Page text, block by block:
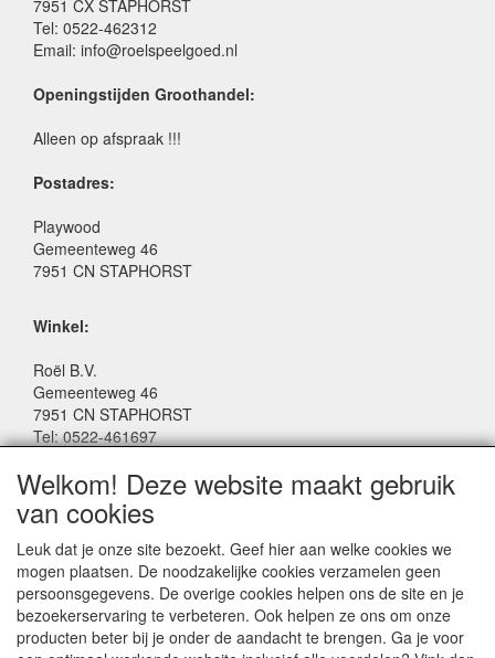
7951 CX STAPHORST
Tel: 0522-462312
Email: info@roelspeelgoed.nl
Openingstijden Groothandel:
Alleen op afspraak !!!
Postadres:
Playwood
Gemeenteweg 46
7951 CN STAPHORST
Winkel:
Roël B.V.
Gemeenteweg 46
7951 CN STAPHORST
Tel: 0522-461697
Facebook: www.facebook.com/roelspeelgoed
Openingstijden Winkel:
Maandag t/m Vrijdag: 9:00 - 17:30
Zaterdag: 9:00 - 17:00
Donderdagavond koopavond: 19:00 - 21:00
Welkom! Deze website maakt gebruik
van cookies
Leuk dat je onze site bezoekt. Geef hier aan welke cookies we
mogen plaatsen. De noodzakelijke cookies verzamelen geen
persoonsgegevens. De overige cookies helpen ons de site en je
bezoekerservaring te verbeteren. Ook helpen ze ons om onze
producten beter bij je onder de aandacht te brengen. Ga je voor